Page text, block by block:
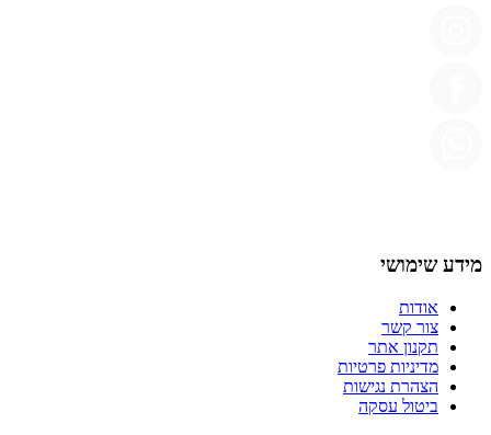
מידע שימושי
אודות
צור קשר
תקנון אתר
מדיניות פרטיות
הצהרת נגישות
ביטול עסקה